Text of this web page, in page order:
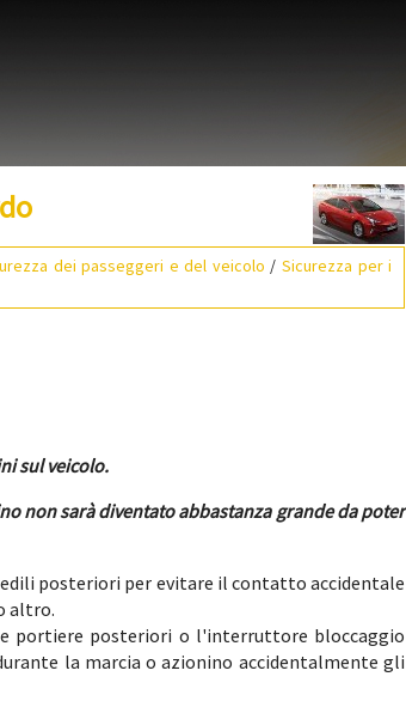
dei passeggeri e del veicolo /Sicurezza per i
sul veicolo.
non sarà diventato abbastanza grande da poter
posteriori per evitare il contatto accidentale
altro.
portiere posteriori o l'interruttore bloccaggio
la marcia o azionino accidentalmente gli